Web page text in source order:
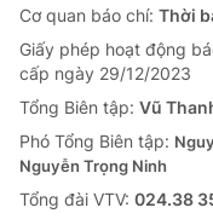
Cơ quan báo chí: Thời
Giấy phép hoạt động
cấp ngày 29/12/2023
Tổng Biên tập: Vũ
Phó Tổng Biên tập:
Nguyễn Trọng Ninh
Tổng đài VTV: 024.38